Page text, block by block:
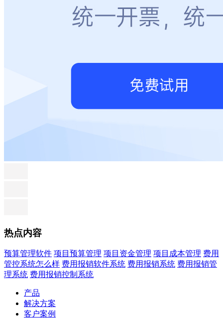
热点内容
预算管理软件 项目预算管理 项目资金管理 项目成本管理 费用
管控系统怎么样 费用报销软件系统 费用报销系统 费用报销管
理系统 费用报销控制系统
产品
解决方案
客户案例